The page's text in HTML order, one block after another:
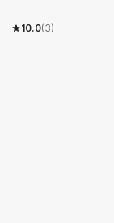
10.0(3)